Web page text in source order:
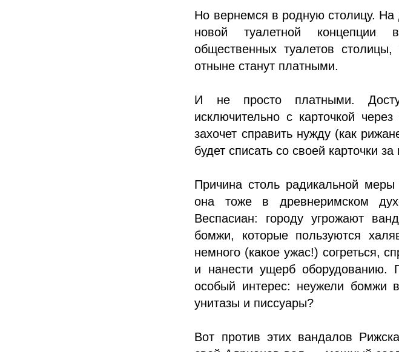
Но вернемся в родную столицу.
новой туалетной
общественных туалетов
отныне станут платными.
И не просто платными.
исключительно с карточкой
захочет справить нужду (как
будет списать со своей карточки
Причина столь радикальной
она тоже в древнеримском
Веспасиан: городу угрожают
бомжи, которые пользуются
немного (какое ужас!) согреться,
и нанести ущерб оборудованию.
особый интерес: неужели бомжи
унитазы и писсуары?
Вот против этих вандалов